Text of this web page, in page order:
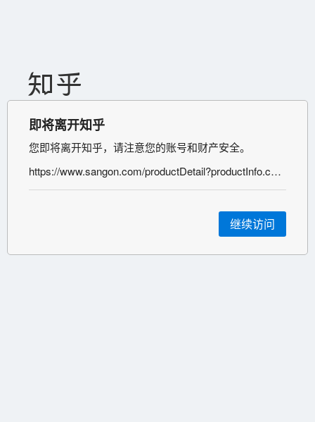
即将离开知乎
您即将离开知乎，请注意您的账号和财产安全。
https://www.sangon.com/productDetail?productInfo.code=B548101
继续访问